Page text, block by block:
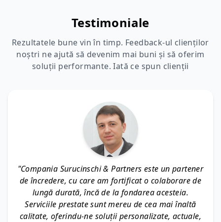
Testimoniale
Rezultatele bune vin în timp. Feedback-ul clienților
noștri ne ajută să devenim mai buni și să oferim
soluții performante. Iată ce spun clienții
"Compania Surucinschi & Partners este un partener
de încredere, cu care am fortificat o colaborare de
lungă durată, încă de la fondarea acesteia.
Serviciile prestate sunt mereu de cea mai înaltă
calitate, oferindu-ne soluții personalizate, actuale,